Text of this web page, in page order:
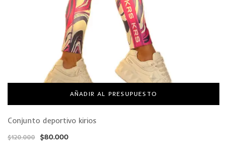
AÑADIR AL PRESUPUESTO
Conjunto deportivo kirios
$120.000 $80.000